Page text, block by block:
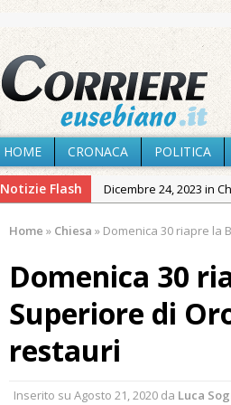
HOME CRONACA POLITICA
Notizie Flash Dicembre 24, 2023 in
Agosto 7, 2026 in
provvisoria»
Agosto 7, 2026 in
Agosto 7, 2026 in
Agosto 7, 2026 in
Home » Chiesa » Domenica 30 riapre la
Domenica 30
Superiore di
restauri
Inserito su Agosto 21, 2020 da Luca